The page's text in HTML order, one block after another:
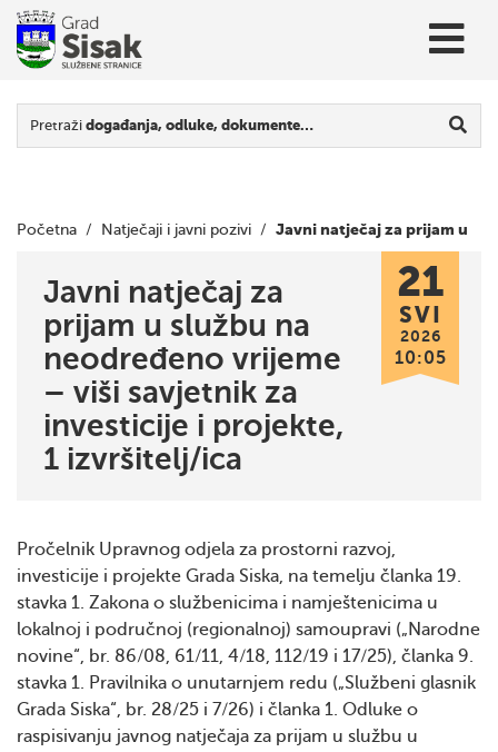
Pretraži događanja, odluke, dokumente…
Početna / Natječaji i javni pozivi / Javni natječaj za prijam u
službu na neodređeno vrijeme – viši savjetnik za investicije i
projekte, 1 izvršitelj/ica
Javni natječaj za
prijam u službu na
neodređeno vrijeme
– viši savjetnik za
investicije i projekte,
1 izvršitelj/ica
21
SVI
2026
10:05
Pročelnik Upravnog odjela za prostorni razvoj,
investicije i projekte Grada Siska, na temelju članka 19.
stavka 1. Zakona o službenicima i namještenicima u
lokalnoj i područnoj (regionalnoj) samoupravi („Narodne
novine“, br. 86/08, 61/11, 4/18, 112/19 i 17/25), članka 9.
stavka 1. Pravilnika o unutarnjem redu („Službeni glasnik
Grada Siska“, br. 28/25 i 7/26) i članka 1. Odluke o
raspisivanju javnog natječaja za prijam u službu u